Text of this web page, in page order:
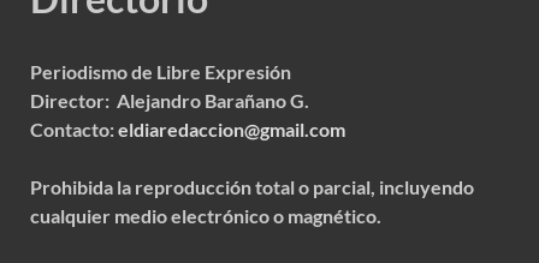
Periodismo de Libre Expresión
Director: Alejandro Barañano G.
Contacto:eldiaredaccion@gmail.com
Prohibida la reproducción total o parcial, incluyendo
cualquier medio electrónico o magnético.